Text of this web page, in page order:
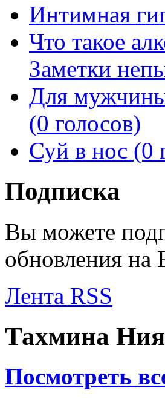
Интимная
Что такое
Заметки
Для
(0 голосов)
Суй в нос (0
Подписка
Вы можете
обновления на
Лента RSS
Тахмина
Посмотреть